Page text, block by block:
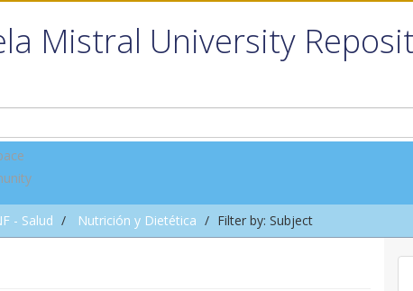
Mistral University
- Salud Nutrición y Dietética Filter by: Subject